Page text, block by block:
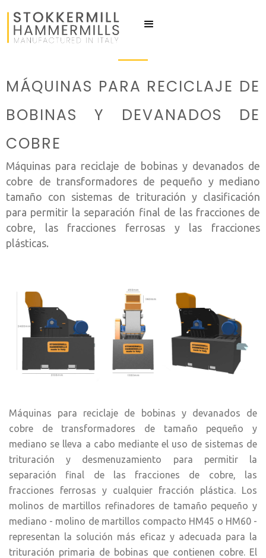
MÁQUINAS PARA RECICLAJE DE
BOBINAS Y DEVANADOS DE
COBRE
Máquinas para reciclaje de bobinas y devanados de
cobre de transformadores de pequeño y mediano
tamaño con sistemas de trituración y clasificación
para permitir la separación final de las fracciones de
cobre, las fracciones ferrosas y las fracciones
plásticas.
Máquinas para reciclaje de bobinas y devanados de
cobre de transformadores de tamaño pequeño y
mediano se lleva a cabo mediante el uso de sistemas de
trituración y desmenuzamiento para permitir la
separación final de las fracciones de cobre, las
fracciones ferrosas y cualquier fracción plástica. Los
molinos de martillos refinadores de tamaño pequeño y
mediano - molino de martillos compacto HM45 o HM60 -
representan la solución más eficaz y adecuada para la
trituración primaria de bobinas que contienen cobre. El